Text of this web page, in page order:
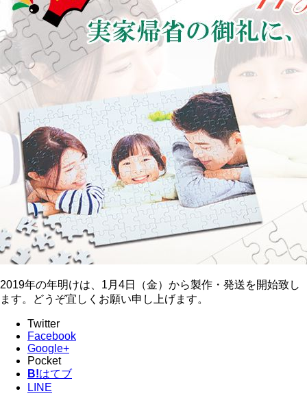
2019年の年明けは、1月4日（金）から製作・発送を開始致し
ます。どうぞ宜しくお願い申し上げます。
Twitter
Facebook
Google+
Pocket
B!はてブ
LINE